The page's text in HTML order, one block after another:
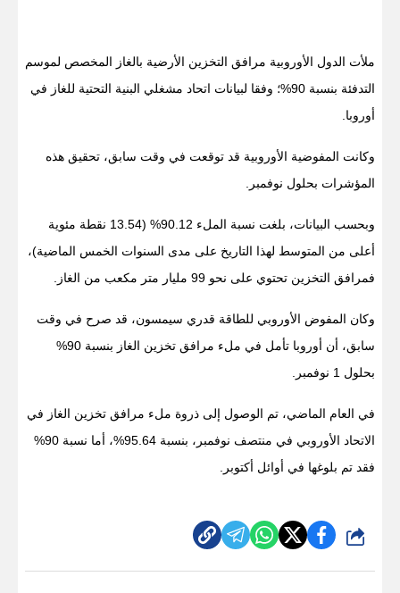
ملأت الدول الأوروبية مرافق التخزين الأرضية بالغاز المخصص لموسم
التدفئة بنسبة 90%؛ وفقا لبيانات اتحاد مشغلي البنية التحتية للغاز في
أوروبا.
وكانت المفوضية الأوروبية قد توقعت في وقت سابق، تحقيق هذه
المؤشرات بحلول نوفمبر.
وبحسب البيانات، بلغت نسبة الملء 90.12% (13.54 نقطة مئوية
أعلى من المتوسط لهذا التاريخ على مدى السنوات الخمس الماضية)،
فمرافق التخزين تحتوي على نحو 99 مليار متر مكعب من الغاز.
وكان المفوض الأوروبي للطاقة قدري سيمسون، قد صرح في وقت
سابق، أن أوروبا تأمل في ملء مرافق تخزين الغاز بنسبة 90%
بحلول 1 نوفمبر.
في العام الماضي، تم الوصول إلى ذروة ملء مرافق تخزين الغاز في
الاتحاد الأوروبي في منتصف نوفمبر، بنسبة 95.64%، أما نسبة 90%
فقد تم بلوغها في أوائل أكتوبر.
شارك